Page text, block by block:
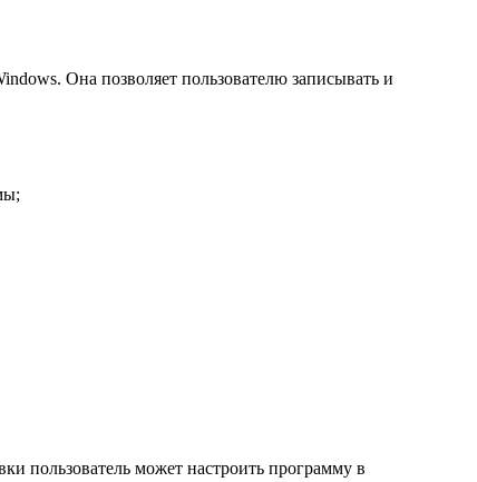
Она позволяет пользователю записывать и
пользователь может настроить программу в